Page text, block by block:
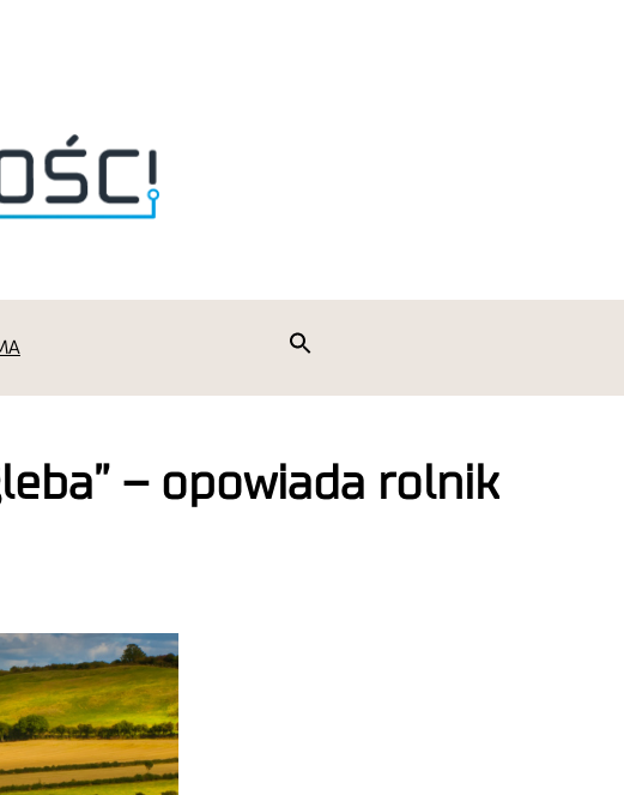
– opowiada rolnik